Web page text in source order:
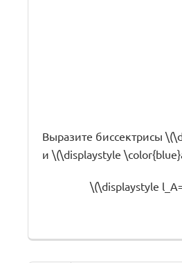
Выразите биссектрисы
и \(\displaystyle
\(\displaystyle